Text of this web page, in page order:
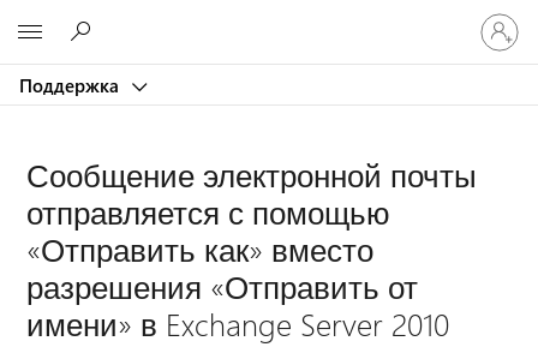
Поддержка
Сообщение электронной почты
отправляется с помощью
«Отправить как» вместо
разрешения «Отправить от
имени» в Exchange Server 2010